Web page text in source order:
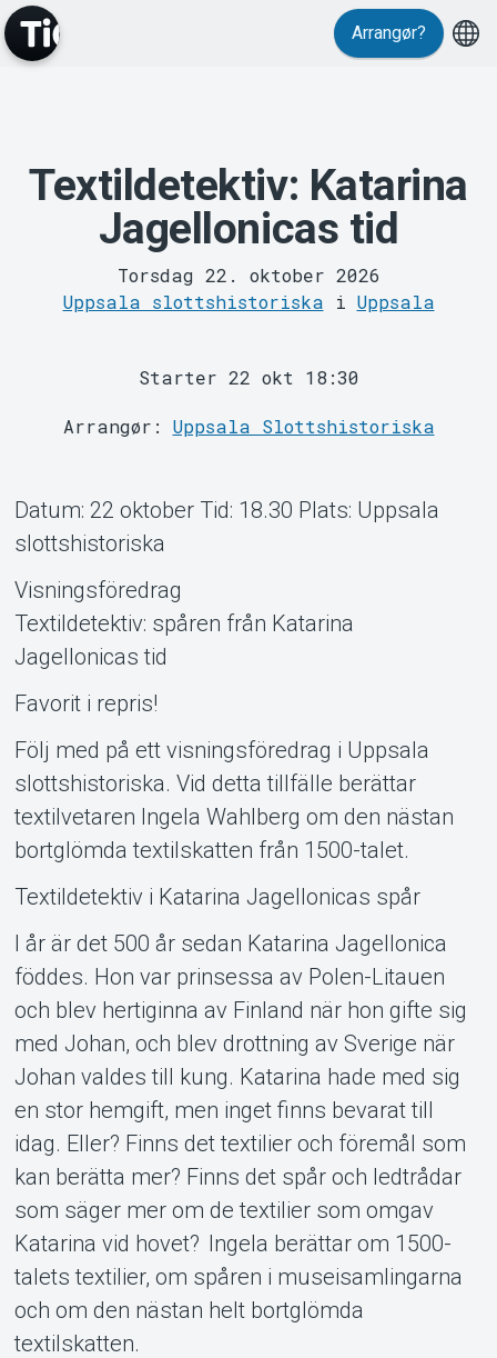
MyTickster
Support
Om Tickster
Arrangør?
Textildetektiv: Katarina
Jagellonicas tid
Torsdag 22. oktober 2026
Uppsala slottshistoriska i Uppsala
Starter 22 okt 18:30
Arrangør: Uppsala Slottshistoriska
Datum: 22 oktober Tid: 18.30 Plats: Uppsala
slottshistoriska
Visningsföredrag
Textildetektiv: spåren från Katarina
Jagellonicas tid
Favorit i repris!
Följ med på ett visningsföredrag i Uppsala
slottshistoriska. Vid detta tillfälle berättar
textilvetaren Ingela Wahlberg om den nästan
bortglömda textilskatten från 1500-talet.
Textildetektiv i Katarina Jagellonicas spår
I år är det 500 år sedan Katarina Jagellonica
föddes. Hon var prinsessa av Polen-Litauen
och blev hertiginna av Finland när hon gifte sig
med Johan, och blev drottning av Sverige när
Johan valdes till kung. Katarina hade med sig
en stor hemgift, men inget finns bevarat till
idag. Eller? Finns det textilier och föremål som
kan berätta mer? Finns det spår och ledtrådar
som säger mer om de textilier som omgav
Katarina vid hovet? Ingela berättar om 1500-
talets textilier, om spåren i museisamlingarna
och om den nästan helt bortglömda
textilskatten.